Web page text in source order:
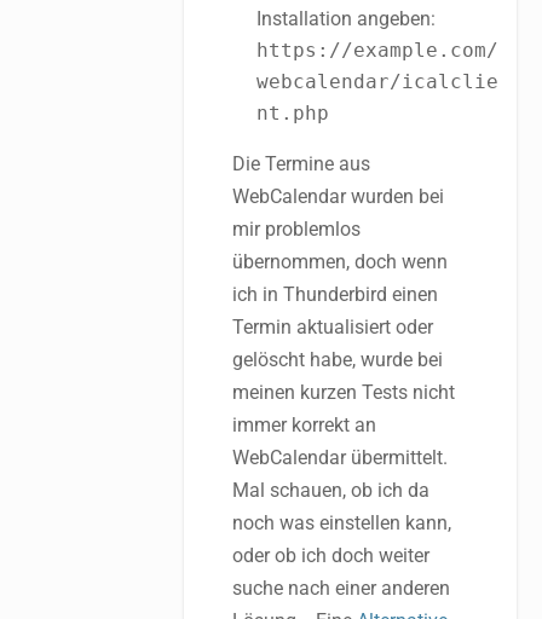
Installation angeben:
https://example.com/
webcalendar/icalclie
nt.php
Die Termine aus
WebCalendar wurden bei
mir problemlos
übernommen, doch wenn
ich in Thunderbird einen
Termin aktualisiert oder
gelöscht habe, wurde bei
meinen kurzen Tests nicht
immer korrekt an
WebCalendar übermittelt.
Mal schauen, ob ich da
noch was einstellen kann,
oder ob ich doch weiter
suche nach einer anderen